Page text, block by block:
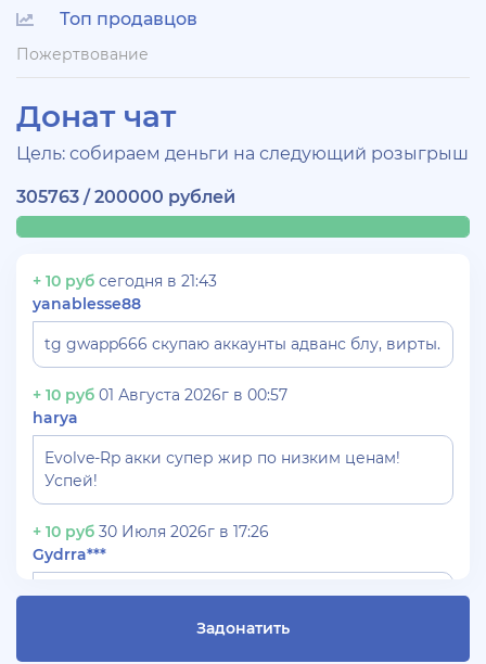
Топ продавцов
Пожертвование
Донат чат
Цель: собираем деньги на следующий розыгрыш
305763 / 200000 рублей
+ 10 руб сегодня в 21:43
yanablesse88
tg gwapp666 скупаю аккаунты адванс блу, вирты.
+ 10 руб 01 Августа 2026г в 00:57
harya
Evolve-Rp акки супер жир по низким ценам!
Успей!
+ 10 руб 30 Июля 2026г в 17:26
Gydrra***
СКУПАЮ АККАУНТЫ БЛЕК РАША ТГ -
Задонатить